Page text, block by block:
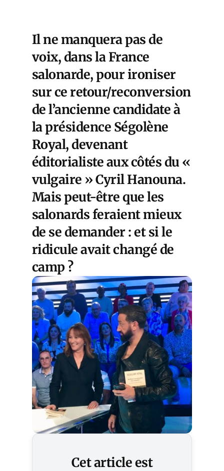
Il ne manquera pas de
voix, dans la France
salonarde, pour ironiser
sur ce retour/reconversion
de l’ancienne candidate à
la présidence Ségolène
Royal, devenant
éditorialiste aux côtés du «
vulgaire » Cyril Hanouna.
Mais peut-être que les
salonards feraient mieux
de se demander : et si le
ridicule avait changé de
camp ?
Cet article est